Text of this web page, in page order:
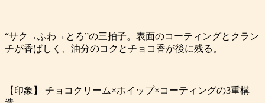
“サク→ふわ→とろ”の三拍子。表面のコーティングとクラン
チが香ばしく、油分のコクとチョコ香が後に残る。
【印象】 チョコクリーム×ホイップ×コーティングの3重構